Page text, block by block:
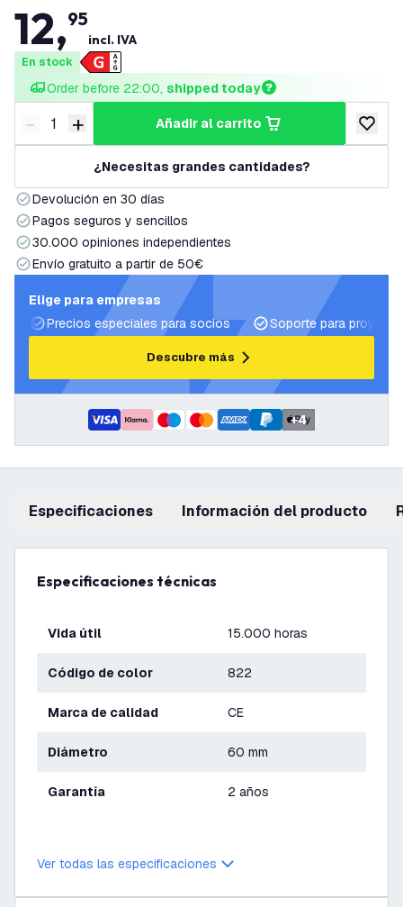
12,95
incl. IVA
En stock
Order before 22:00, shipped today
Disminuir cantidad
- Aumentar cantidad
+ añadir al carrito
añadir
¿Necesitas grandes cantidades?
Devolución en 30 días
Pagos seguros y sencillos
30.000 opiniones independientes
Envío gratuito a partir de 50€
Elige para empresas
Precios especiales para socios
Soporte para
Descubre más
+4
Especificaciones información del producto
Especificaciones técnicas
Vida útil 15.000 horas
Código de color 822
Marca de calidad CE
Diámetro 60 mm
Garantía 2 años
Ver todas las especificaciones